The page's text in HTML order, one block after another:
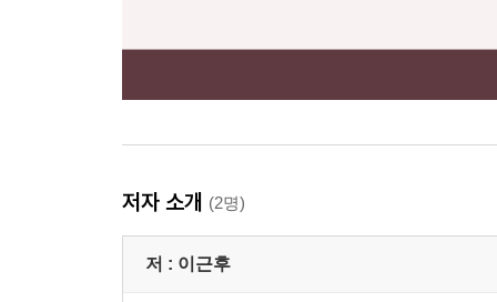
저자 소개 (2명)
저 : 이근후